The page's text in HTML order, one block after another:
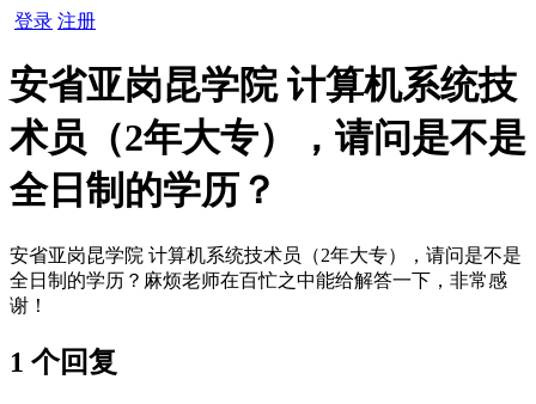
登录 注册
安省亚岗昆学院 计算机系统技
术员（2年大专），请问是不是
全日制的学历？
安省亚岗昆学院 计算机系统技术员（2年大专），请问是不是
全日制的学历？麻烦老师在百忙之中能给解答一下，非常感
谢！
1 个回复